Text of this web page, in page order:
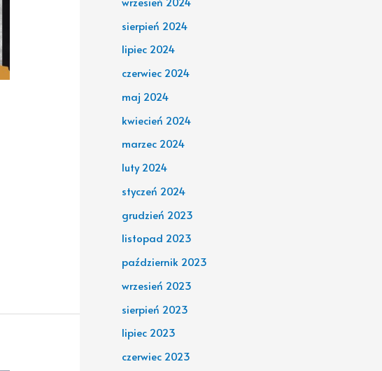
sierpień 2024
lipiec 2024
czerwiec 2024
maj 2024
kwiecień 2024
marzec 2024
luty 2024
styczeń 2024
grudzień 2023
listopad 2023
październik 2023
wrzesień 2023
sierpień 2023
lipiec 2023
czerwiec 2023